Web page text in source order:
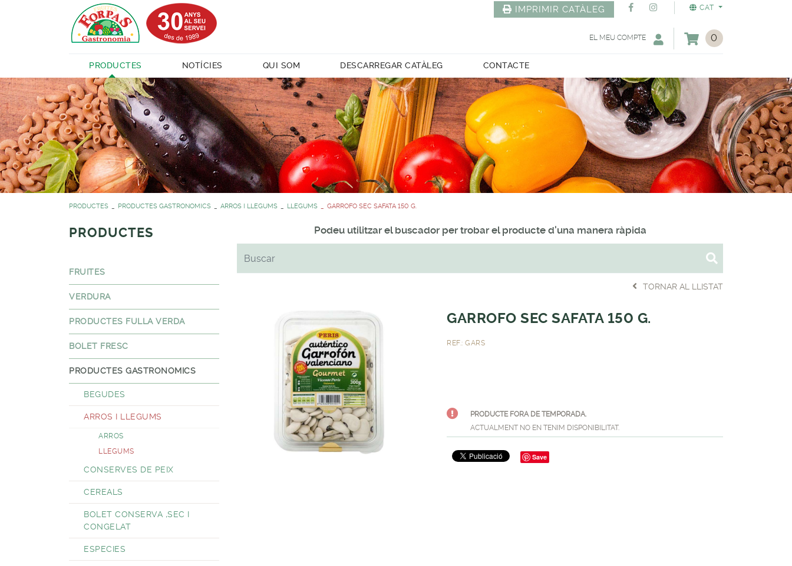
CAT
IMPRIMIR CATÀLEG
0
EL MEU COMPTE
PRODUCTES NOTÍCIES QUI SOM DESCARREGAR CATÀLEG CONTACTE
PRODUCTES PRODUCTES GASTRONOMICS ARROS I LLEGUMS LLEGUMS GARROFO SEC SAFATA 150 G.
PRODUCTES
FRUITES
VERDURA
PRODUCTES FULLA VERDA
BOLET FRESC
PRODUCTES GASTRONOMICS
BEGUDES
ARROS I LLEGUMS
ARROS
LLEGUMS
CONSERVES DE PEIX
CEREALS
BOLET CONSERVA ,SEC I
CONGELAT
ESPECIES
Podeu utilitzar el buscador per trobar el producte d'una manera ràpida
TORNAR AL LLISTAT
GARROFO SEC SAFATA 150 G.
REF.: GARS
PRODUCTE FORA DE TEMPORADA.
ACTUALMENT NO EN TENIM DISPONIBILITAT.
Save